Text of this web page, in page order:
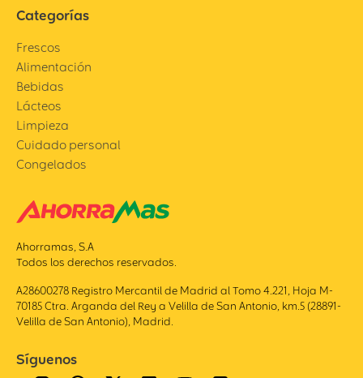
Categorías
Frescos
Alimentación
Bebidas
Lácteos
Limpieza
Cuidado personal
Congelados
Ahorramas, S.A
Todos los derechos reservados.
A28600278 Registro Mercantil de Madrid al Tomo 4.221, Hoja M-
70185 Ctra. Arganda del Rey a Velilla de San Antonio, km.5 (28891-
Velilla de San Antonio), Madrid.
Síguenos